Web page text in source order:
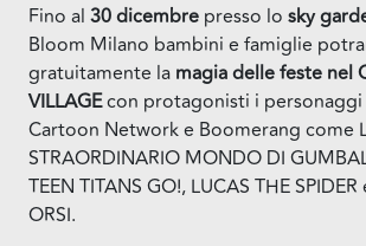
Fino al 30 dicembre presso lo sky
Bloom Milano bambini e famiglie
gratuitamente la magia delle feste nel
VILLAGEcon protagonisti i personaggi
Cartoon Network e Boomerang come
STRAORDINARIO MONDO DI
TEEN TITANS GO!, LUCAS THE
ORSI.